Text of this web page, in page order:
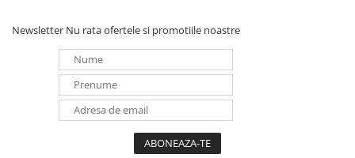
Lumina (Becuri si Lanterne)
Laptop & PC accesorii, baterii,
cabluri USB, prelungitoare USB
Cablu de date si Adaptoare
Solutii solare portabile
Newsletter Nu rata ofertele si promotiile noastre